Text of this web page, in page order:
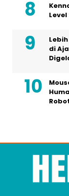
Level
di